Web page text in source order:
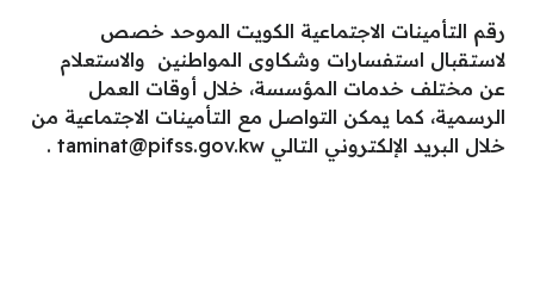
رقم التأمينات الاجتماعية الكويت الموحد خصص
لاستقبال استفسارات وشكاوى المواطنين والاستعلام
عن مختلف خدمات المؤسسة، خلال أوقات العمل
الرسمية، كما يمكن التواصل مع التأمينات الاجتماعية من
خلال البريد الإلكتروني التالي taminat@pifss.gov.kw
.